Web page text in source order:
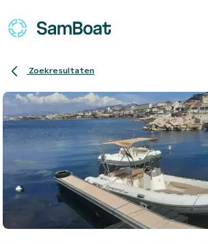
Zoekresultaten